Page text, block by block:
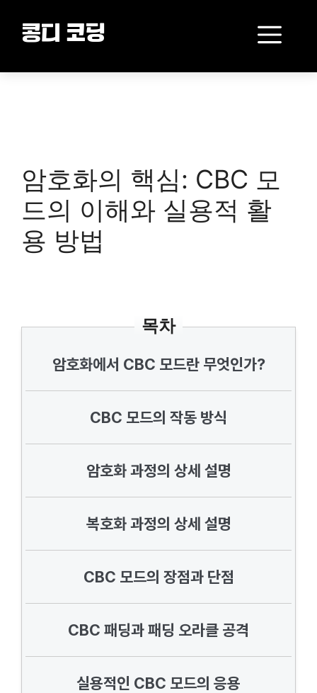
content콩디 코딩
암호화의 핵심: CBC 모
드의 이해와 실용적 활
용 방법
목차
암호화에서 CBC 모드란 무엇인가?
CBC 모드의 작동 방식
암호화 과정의 상세 설명
복호화 과정의 상세 설명
CBC 모드의 장점과 단점
CBC 패딩과 패딩 오라클 공격
실용적인 CBC 모드의 응용